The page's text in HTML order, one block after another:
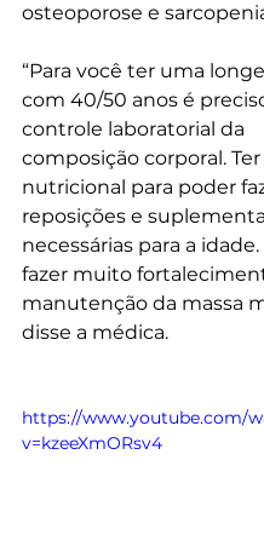
osteoporose e
“Para você ter uma
com 40/50 anos é
controle laboratorial da
composição corporal.
nutricional para poder
reposições e
necessárias para a
fazer muito
manutenção da massa
disse a médica.
https://www.youtube.com/
v=kzeeXmORsv4